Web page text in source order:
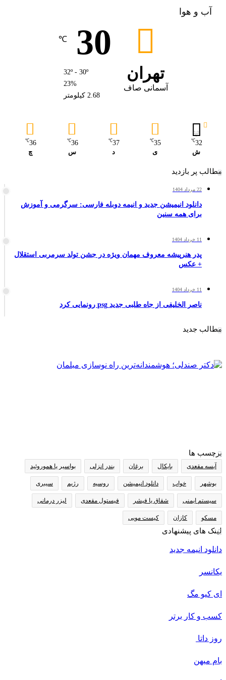
آب و هوا
تهران
آسمانی صاف
30
℃
32º - 30º
23%
2.68 کیلومتر
32
℃
ش
35
℃
ی
37
℃
د
36
℃
س
36
℃
چ
مطالب پر بازدید
22 مرداد 1404
دانلود انیمیشن جدید و انیمه دوبله فارسی: سرگرمی و آموزش
برای همه سنین
11 خرداد 1404
پدر هنرپیشه معروف مهمان ویژه در جشن تولد سرمربی استقلال
+ عکس
11 خرداد 1404
ناصر الخلیفی از جاه طلبی جدید psg رونمایی کرد
مطالب جدید
برچسب ها
آبسه مقعدی بایکال برغان بندر انزلی بواسیر یا هموروئید
بوشهر خواب دانلود انیمیشن روسیه رژیم سیبری
سیستم ایمنی شقاق یا فیشر فیستول مقعدی لیزر درمانی
مسکو کازان کیست مویی
لینک های پیشنهادی
دانلود انیمه جدید
یکانسر
ای کیو مگ
کسب و کار برتر
روز داتا
بام میهن